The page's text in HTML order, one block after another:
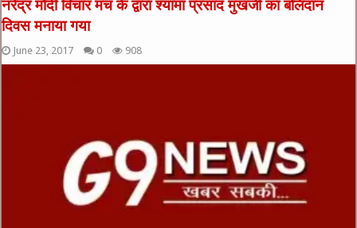
नरेंद्र मोदी विचार मंच के द्वारा श्यामा प्रसाद मुखर्जी का बलिदान
दिवस मनाया गया
June 23, 2017 0 908